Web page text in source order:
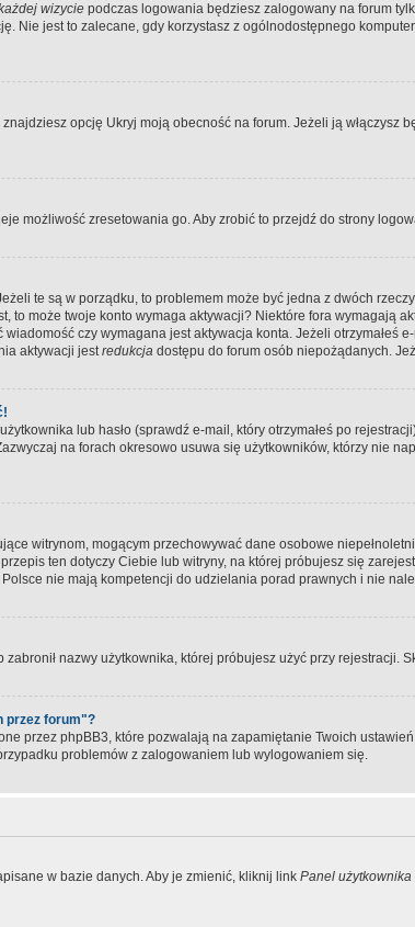
wizycie podczas logowania będziesz zalogowany na forum
Nie jest to zalecane, gdy korzystasz z ogólnodostępnego
opcję Ukryj moją obecność na forum. Jeżeli ją
możliwość zresetowania go. Aby zrobić to przejdź do strony
te są w porządku, to problemem może być jedna z dwóch
to może twoje konto wymaga aktywacji? Niektóre fora wymagają
czy wymagana jest aktywacja konta. Jeżeli
aktywacji jestredukcja dostępu do forum osób niepożądanych.
lub hasło (sprawdź e-mail, który otrzymałeś po
na forach okresowo usuwa się użytkowników, którzy nie
witrynom, mogącym przechowywać dane osobowe
ten dotyczy Ciebie lub witryny, na której próbujesz się
nie mają kompetencji do udzielania porad prawnych i nie
zabronił nazwy użytkownika, której próbujesz użyć przy rejestracji.
przez forum"?
przez phpBB3, które pozwalają na zapamiętanie Twoich
problemów z zalogowaniem lub wylogowaniem się.
w bazie danych. Aby je zmienić, kliknij link Panel użytkownika